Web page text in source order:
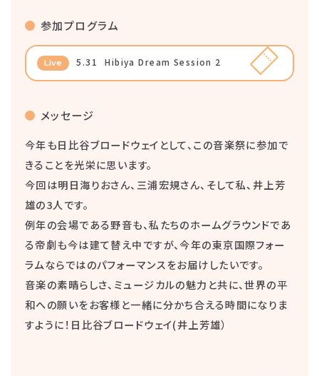
参加プログラム
Live 5.31 Hibiya Dream Session 2
メッセージ
今年も日比谷ブロードウェイとして、この音楽祭に参加で
きることを光栄に思います。
今回は明日海りおさん、三浦宏規さん、そして私、井上芳
雄の3人です。
例年の会場である野音も、私たちのホームグラウンドであ
る帝劇も今は建て替え中ですが、今年の東京国際フォー
ラムならではのパフォーマンスをお届けしたいです。
音楽の素晴らしさ、ミュージカルの魅力と共に、世界の平
和への願いをお客様と一緒に分かち合える時間になりま
すように！日比谷ブロードウェイ(井上芳雄）